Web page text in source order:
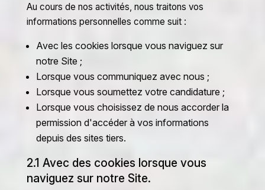
Au cours de nos activités, nous traitons vos
informations personnelles comme suit :
Avec les cookies lorsque vous naviguez sur
notre Site ;
Lorsque vous communiquez avec nous ;
Lorsque vous soumettez votre candidature ;
Lorsque vous choisissez de nous accorder la
permission d'accéder à vos informations
depuis des sites tiers.
2.1 Avec des cookies lorsque vous
naviguez sur notre Site.